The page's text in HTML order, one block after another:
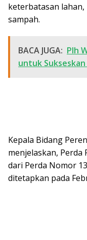
keterbatasan
sampah.
BACA JUGA: Plh
untuk
Kepala Bidang
menjelaskan,
dari Perda Nomor
ditetapkan pada